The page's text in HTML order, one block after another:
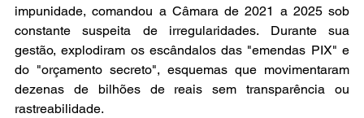
impunidade, comandou a Câmara de 2021 a 2025 sob
constante suspeita de irregularidades. Durante sua
gestão, explodiram os escândalos das "emendas PIX" e
do "orçamento secreto", esquemas que movimentaram
dezenas de bilhões de reais sem transparência ou
rastreabilidade.